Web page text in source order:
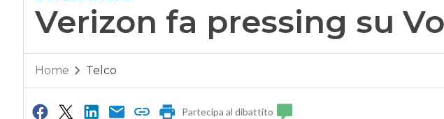
Verizon fa pressing su
Home Telco
Partecipa al dibattito